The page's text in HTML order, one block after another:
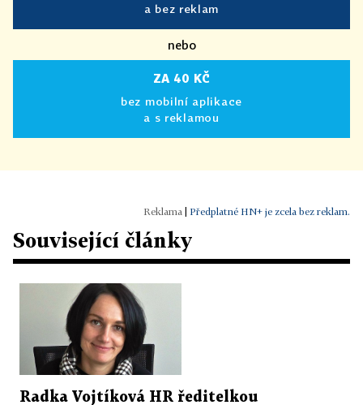
a bez reklam
nebo
ZA 40 KČ
bez mobilní aplikace
a s reklamou
Předplatné HN+ je zcela bez reklam.
Související články
Radka Vojtíková HR ředitelkou